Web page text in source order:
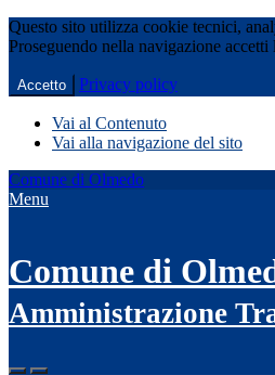
Questo sito utilizza cookie tecnici,
Proseguendo nella navigazione
Accetto Privacy policy
Vai al Contenuto
Vai alla navigazione del sito
Comune di Olmedo
Menu
Comune di
Amministrazione